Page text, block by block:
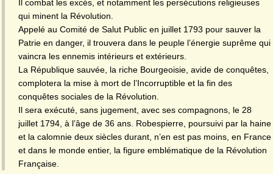
Il combat les excès, et notamment les persécutions religieuses
qui minent la Révolution.
Appelé au Comité de Salut Public en juillet 1793 pour sauver la
Patrie en danger, il trouvera dans le peuple l’énergie suprême qui
vaincra les ennemis intérieurs et extérieurs.
La République sauvée, la riche Bourgeoisie, avide de conquêtes,
complotera la mise à mort de l’Incorruptible et la fin des
conquêtes sociales de la Révolution.
Il sera exécuté, sans jugement, avec ses compagnons, le 28
juillet 1794, à l’âge de 36 ans. Robespierre, poursuivi par la haine
et la calomnie deux siècles durant, n’en est pas moins, en France
et dans le monde entier, la figure emblématique de la Révolution
Française.